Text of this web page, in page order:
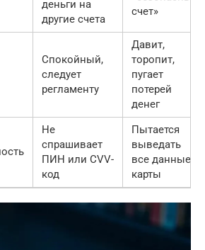
деньги на
другие счета
счет»
Спокойный,
следует
регламенту
Давит,
торопит,
пугает
потерей
денег
Не
спрашивает
ПИН или CVV-
код
Пытается
выведать
все данные
карты